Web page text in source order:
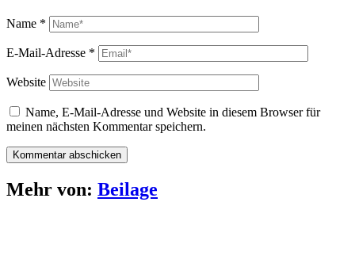
Name *
E-Mail-Adresse *
Website
Name, E-Mail-Adresse und Website in diesem Browser für
meinen nächsten Kommentar speichern.
Mehr von: Beilage